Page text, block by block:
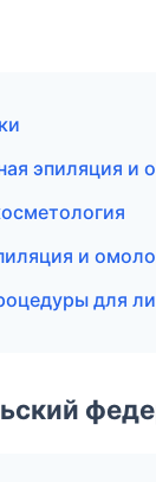
эпиляция и
и
для